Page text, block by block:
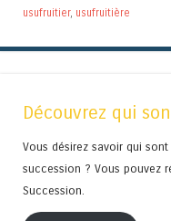
usufruitier, usufruitière
Découvrez qui
Vous désirez savoir qui
succession ? Vous pouvez
Succession.